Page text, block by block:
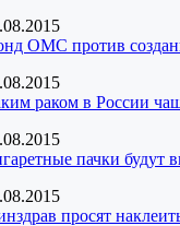
ОМС против
раком в России
пачки будут
просят